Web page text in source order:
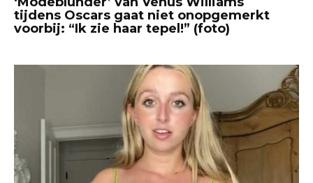
tijdens Oscars gaat niet onopgemerkt
voorbij: “Ik zie haar tepel!” (foto)